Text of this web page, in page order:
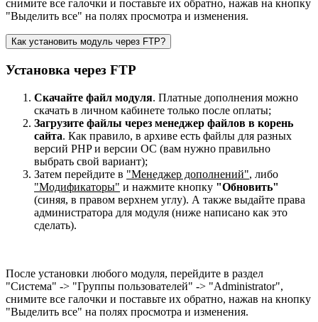
снимите все галочки и поставьте их обратно, нажав на кнопку
"Выделить все" на полях просмотра и изменения.
Как установить модуль через FTP?
Установка через FTP
Скачайте файл модуля. Платные дополнения можно
скачать в личном кабинете только после оплаты;
Загрузите файлы через менеджер файлов в корень
сайта. Как правило, в архиве есть файлы для разных
версий PHP и версии OC (вам нужно правильно
выбрать свой вариант);
Затем перейдите в "Менеджер дополнений", либо
"Модификаторы" и нажмите кнопку "Обновить"
(синяя, в правом верхнем углу). А также выдайте права
администратора для модуля (ниже написано как это
сделать).
После установки любого модуля, перейдите в раздел
"Система" -> "Группы пользователей" -> "Administrator",
снимите все галочки и поставьте их обратно, нажав на кнопку
"Выделить все" на полях просмотра и изменения.